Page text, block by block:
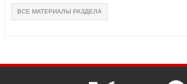
ВСЕ МАТЕРИАЛЫ РАЗДЕЛА